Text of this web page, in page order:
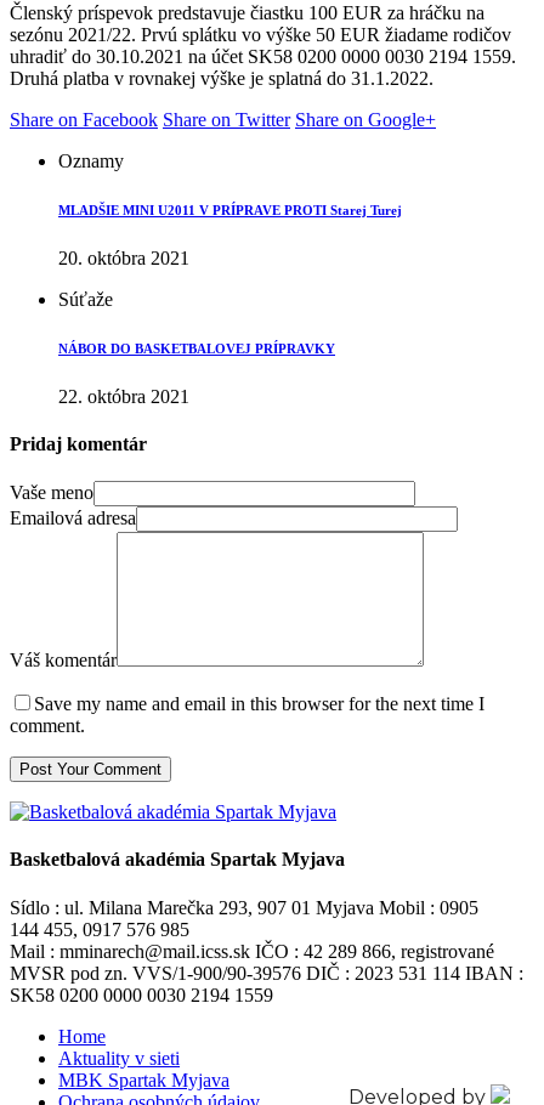
Členský príspevok predstavuje čiastku 100 EUR za hráčku na
sezónu 2021/22. Prvú splátku vo výške 50 EUR žiadame rodičov
uhradiť do 30.10.2021 na účet SK58 0200 0000 0030 2194 1559.
Druhá platba v rovnakej výške je splatná do 31.1.2022.
Share on Facebook Share on Twitter Share on Google+
Oznamy
MLADŠIE MINI U2011 V PRÍPRAVE PROTI Starej Turej
20. októbra 2021
Súťaže
NÁBOR DO BASKETBALOVEJ PRÍPRAVKY
22. októbra 2021
Pridaj komentár
Vaše meno
Emailová adresa
Váš komentár
Save my name and email in this browser for the next time I
comment.
Basketbalová akadémia Spartak Myjava
Sídlo : ul. Milana Marečka 293, 907 01 Myjava Mobil : 0905
144 455, 0917 576 985
Mail : mminarech@mail.icss.sk IČO : 42 289 866, registrované
MVSR pod zn. VVS/1-900/90-39576 DIČ : 2023 531 114 IBAN :
SK58 0200 0000 0030 2194 1559
Home
Aktuality v sieti
MBK Spartak Myjava
Developed by